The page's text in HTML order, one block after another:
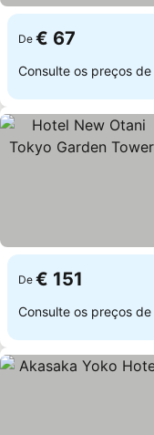
De € 67
Consulte os preços de
De € 151
Consulte os preços de